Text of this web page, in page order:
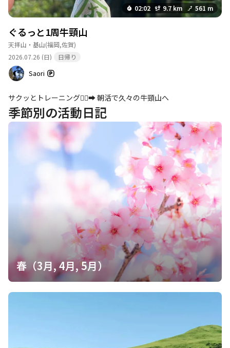
02:02
9.7 km 561 m
ぐるっと1周牛頸山
天拝山・基山(福岡,佐賀)
2026.07.26 (日)
日帰り
Saori
サクッとトレーニング🏃‍♀️‍➡️ 朝活で久々の牛頸山へ
季節別の活動日記
春（3月, 4月, 5月）